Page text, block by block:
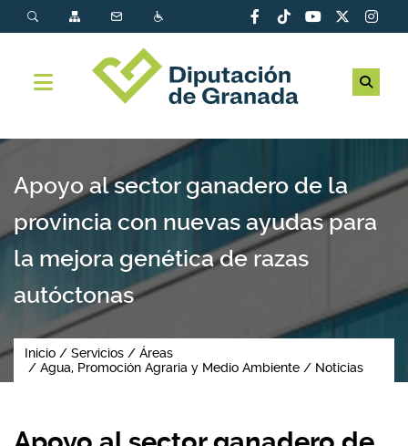
Apoyo al sector ganadero de la
provincia con nuevas ayudas para
la mejora genética de razas
autóctonas
Inicio Servicios
Áreas
Agua, Promoción Agraria y Medio Ambiente
Noticias